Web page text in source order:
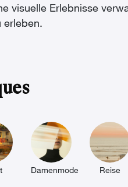
visuelle Erlebnisse
erleben.
Damenmode Reise